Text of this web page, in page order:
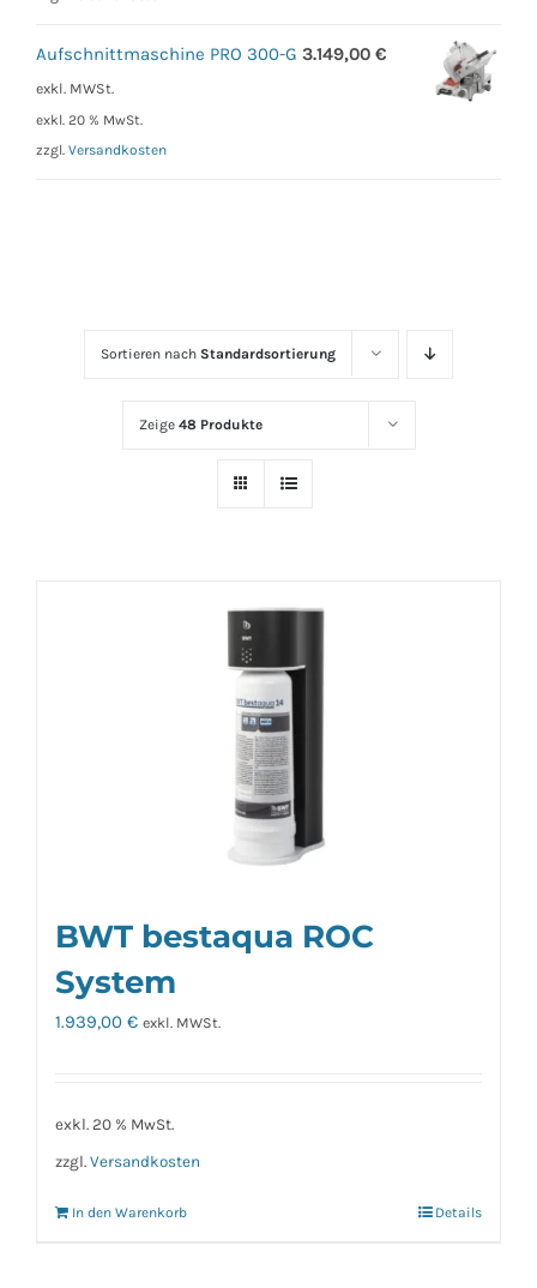
Sortieren nach Standardsortierung
Zeige 48 Produkte
BWT bestaqua ROC
System
1.939,00 € exkl. MWSt.
exkl. 20 % MwSt.
zzgl. Versandkosten
In den Warenkorb Details
Aufschnittmaschine PRO 300-G 3.149,00 €
exkl. MWSt.
exkl. 20 % MwSt.
zzgl. Versandkosten